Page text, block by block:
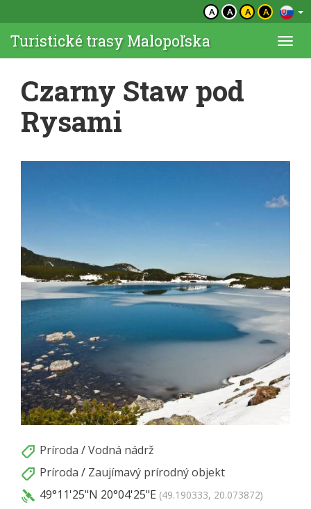
A A A A
Turistické trasy Malopoľska
Czarny Staw pod
Rysami
Príroda /Vodná nádrž
Príroda / Zaujímavý prírodný objekt
49°11'25"N 20°04'25"E (49.190333, 20.073872)